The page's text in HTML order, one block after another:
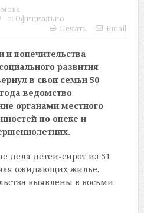
в: Официально
Печать
Email
и попечительства
развития
в свои семьи 50
ведомство
органами местного
по опеке и
дела детей-сирот из 51
ожидающих жилье.
выявлены в восьми